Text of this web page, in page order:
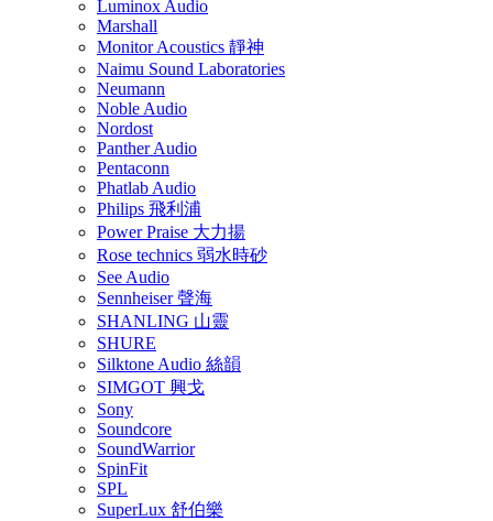
Luminox Audio
Marshall
Monitor Acoustics 靜神
Naimu Sound Laboratories
Neumann
Noble Audio
Nordost
Panther Audio
Pentaconn
Phatlab Audio
Philips 飛利浦
Power Praise 大力揚
Rose technics 弱水時砂
See Audio
Sennheiser 聲海
SHANLING 山靈
SHURE
Silktone Audio 絲韻
SIMGOT 興戈
Sony
Soundcore
SoundWarrior
SpinFit
SPL
SuperLux 舒伯樂